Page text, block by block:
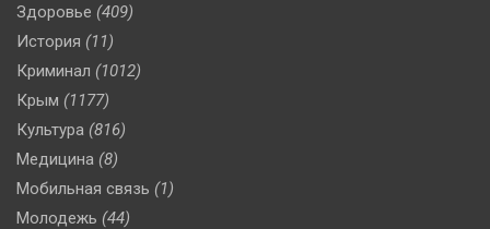
Здоровье (409)
История (11)
Криминал (1012)
Крым (1177)
Культура (816)
Медицина (8)
Мобильная связь (1)
Молодежь (44)